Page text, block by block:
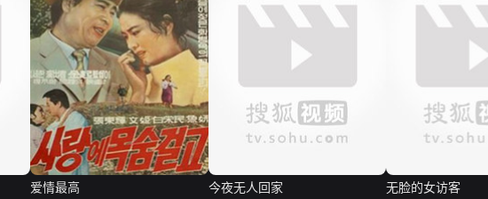
爱情最高
今夜无人回家
无脸的女访客